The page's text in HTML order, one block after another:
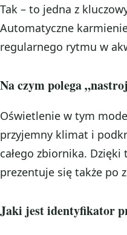
Tak – to jedna z
Automatyczne
regularnego rytmu w
Na czym polega
Oświetlenie w tym
przyjemny klimat i
całego zbiornika.
prezentuje się także po
Jaki jest identyfikator